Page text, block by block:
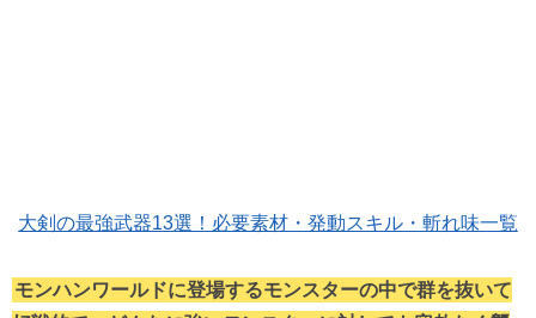
大剣の最強武器13選！必要素材・発動スキル・斬れ味一覧
モンハンワールドに登場するモンスターの中で群を抜いて